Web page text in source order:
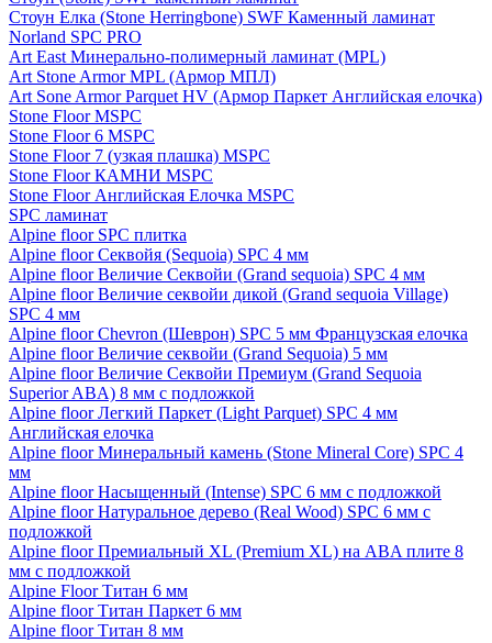
Стоун Елка (Stone Herringbone) SWF Каменный ламинат
Norland SPC PRO
Art East Минерально-полимерный ламинат (MPL)
Art Stone Armor MPL (Армор МПЛ)
Art Sone Armor Parquet HV (Армор Паркет Английская елочка)
Stone Floor MSPC
Stone Floor 6 MSPC
Stone Floor 7 (узкая плашка) MSPC
Stone Floor КАМНИ MSPC
Stone Floor Английская Елочка MSPC
SPC ламинат
Alpine floor SPC плитка
Alpine floor Секвойя (Sequoia) SPC 4 мм
Alpine floor Величие Секвойи (Grand sequoia) SPC 4 мм
Alpine floor Величие секвойи дикой (Grand sequoia Village)
SPC 4 мм
Alpine floor Chevron (Шеврон) SPC 5 мм Французская елочка
Alpine floor Величие секвойи (Grand Sequoia) 5 мм
Alpine floor Величие Секвойи Премиум (Grand Sequoia
Superior ABA) 8 мм с подложкой
Alpine floor Легкий Паркет (Light Parquet) SPC 4 мм
Английская елочка
Alpine floor Минеральный камень (Stone Mineral Core) SPC 4
мм
Alpine floor Насыщенный (Intense) SPC 6 мм с подложкой
Alpine floor Натуральное дерево (Real Wood) SPC 6 мм с
подложкой
Alpine floor Премиальный XL (Premium XL) на ABA плите 8
мм с подложкой
Alpine Floor Титан 6 мм
Alpine floor Титан Паркет 6 мм
Alpine floor Титан 8 мм